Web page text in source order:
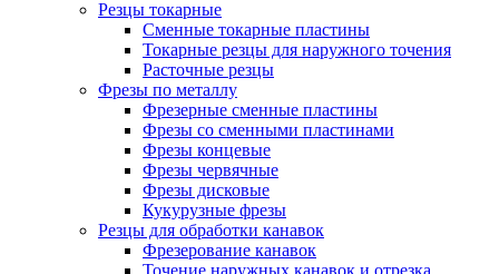
Резцы токарные
Сменные токарные пластины
Токарные резцы для наружного точения
Расточные резцы
Фрезы по металлу
Фрезерные сменные пластины
Фрезы со сменными пластинами
Фрезы концевые
Фрезы червячные
Фрезы дисковые
Кукурузные фрезы
Резцы для обработки канавок
Фрезерование канавок
Точение наружных канавок и отрезка